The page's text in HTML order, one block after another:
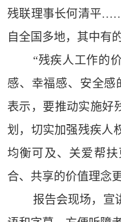
残联理事长何清平
自全国多地，其中有
“残疾人工作的
感、幸福感、安全感
表示，要推动实施好
划，切实加强残疾人
均衡可及、关爱帮
合、共享的价值理念
报告会现场，宣